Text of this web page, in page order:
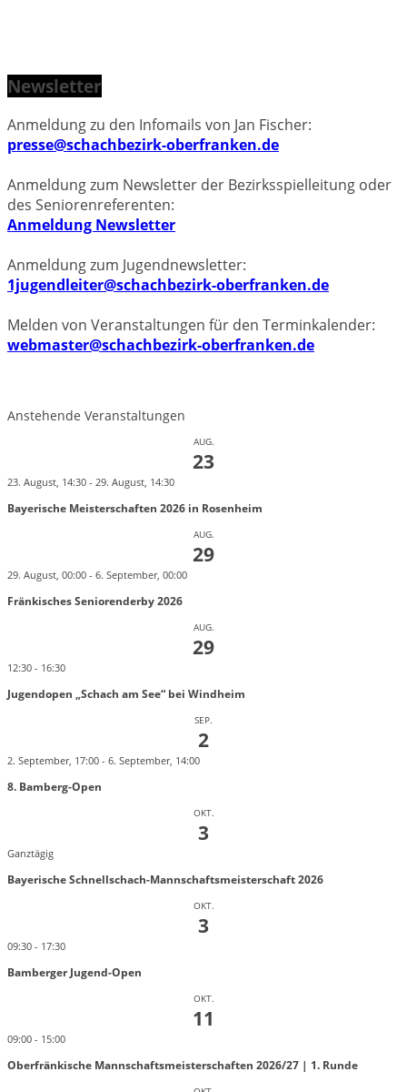
Newsletter
Anmeldung zu den Infomails von Jan Fischer:
presse@schachbezirk-oberfranken.de
Anmeldung zum Newsletter der Bezirksspielleitung oder
des Seniorenreferenten:
Anmeldung Newsletter
Anmeldung zum Jugendnewsletter:
1jugendleiter@schachbezirk-oberfranken.de
Melden von Veranstaltungen für den Terminkalender:
webmaster@schachbezirk-oberfranken.de
Anstehende Veranstaltungen
AUG.
23
23. August, 14:30 - 29. August, 14:30
Bayerische Meisterschaften 2026 in Rosenheim
AUG.
29
29. August, 00:00 - 6. September, 00:00
Fränkisches Seniorenderby 2026
AUG.
29
12:30 - 16:30
Jugendopen „Schach am See“ bei Windheim
SEP.
2
2. September, 17:00 - 6. September, 14:00
8. Bamberg-Open
OKT.
3
Ganztägig
Bayerische Schnellschach-Mannschaftsmeisterschaft 2026
OKT.
3
09:30 - 17:30
Bamberger Jugend-Open
OKT.
11
09:00 - 15:00
Oberfränkische Mannschaftsmeisterschaften 2026/27 | 1. Runde